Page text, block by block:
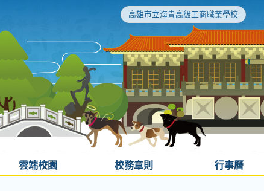
高雄市立海青高級工商職業學校
雲端校園 校務章則 行事曆